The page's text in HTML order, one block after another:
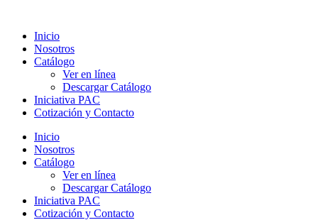
Inicio
Nosotros
Catálogo
Ver en línea
Descargar Catálogo
Iniciativa PAC
Cotización y Contacto
Inicio
Nosotros
Catálogo
Ver en línea
Descargar Catálogo
Iniciativa PAC
Cotización y Contacto